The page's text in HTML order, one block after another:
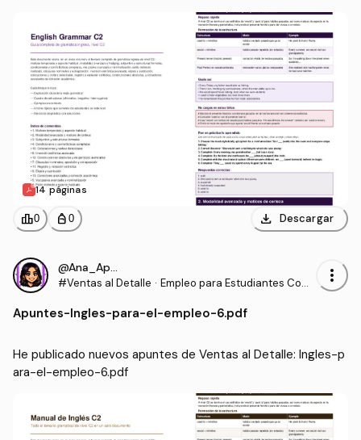
14 páginas
leaderboard0 personal_bag 0 download Descargar
@Ana_Apuntes
#Ventas al Detalle · Empleo para Estudiantes Com
more_vert
Apuntes-Ingles-para-el-empleo-6.pdf
He publicado nuevos apuntes de Ventas al Detalle: Ingles-p
ara-el-empleo-6.pdf